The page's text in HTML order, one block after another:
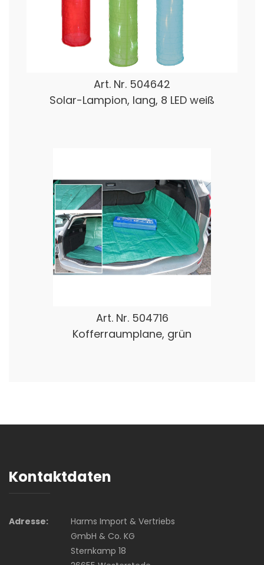
Art. Nr. 504642
Solar-Lampion, lang, 8 LED weiß
Art. Nr. 504716
Kofferraumplane, grün
Kontaktdaten
Adresse:
Harms Import & Vertriebs
GmbH & Co. KG
Sternkamp 18